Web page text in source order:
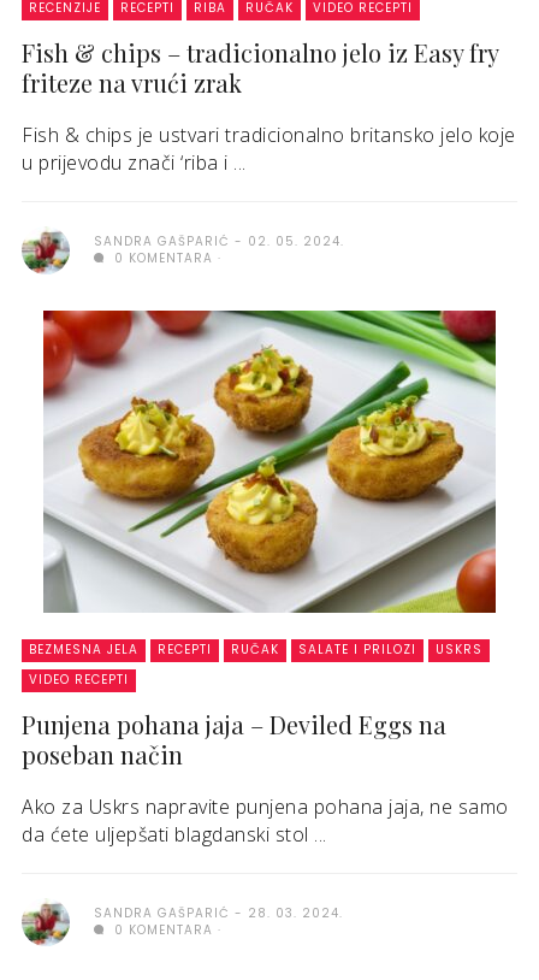
RECENZIJE RECEPTI RIBA RUČAK VIDEO RECEPTI
Fish & chips – tradicionalno jelo iz Easy fry
friteze na vrući zrak
Fish & chips je ustvari tradicionalno britansko jelo koje
u prijevodu znači ‘riba i ...
SANDRA GAŠPARIĆ
02. 05. 2024.
0 KOMENTARA
BEZMESNA JELA RECEPTI RUČAK SALATE I PRILOZI
USKRS
VIDEO RECEPTI
Punjena pohana jaja – Deviled Eggs na
poseban način
Ako za Uskrs napravite punjena pohana jaja, ne samo
da ćete uljepšati blagdanski stol ...
SANDRA GAŠPARIĆ
28. 03. 2024.
0 KOMENTARA